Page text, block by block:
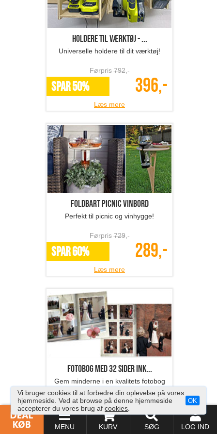
MENU KURV SØG LOG IND
Holdere til værktøj - ...
Universelle holdere til dit værktøj!
Førpris792,-
SPAR 50% 396,-
Læs mere
Foldbart picnic vinbord
Perfekt til picnic og vinhygge!
Førpris729,-
SPAR 60% 289,-
Læs mere
Fotobog med 32 sider ink...
Gem minderne i en kvalitets fotobog
fra Fotosjov.dk
Førpris 268,-
SPAR 49% 137,-
Vi bruger cookies til at forbedre din oplevelse på vores
hjemmeside. Ved at browse på denne hjemmeside
accepterer du vores brug afcookies
OK